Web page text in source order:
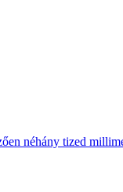
néhány tized